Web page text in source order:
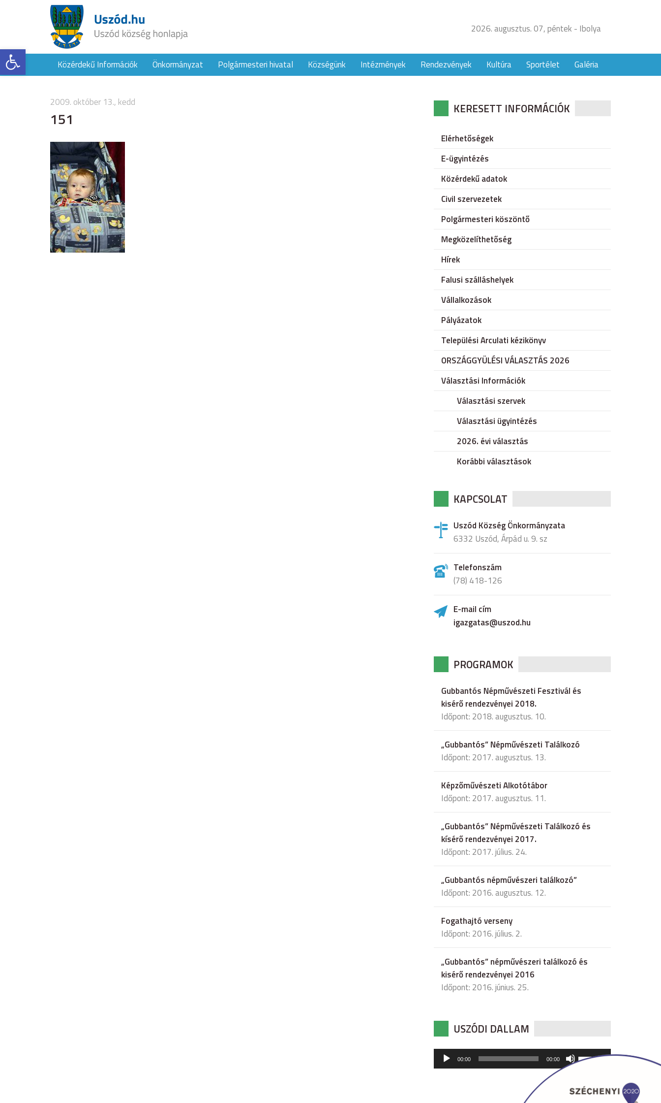
Eszköztár megnyitása
2026. augusztus. 07, péntek - Ibolya
Közérdekű Információk Önkormányzat Polgármesteri hivatal Községünk Intézmények Rendezvények Kultúra Sportélet Galéria
2009. október 13., kedd
151 KERESETT INFORMÁCIÓK
Elérhetőségek
E-ügyintézés
Közérdekű adatok
Civil szervezetek
Polgármesteri köszöntő
Megközelíthetőség
Hírek
Falusi szálláshelyek
Vállalkozások
Pályázatok
Települési Arculati kézikönyv
ORSZÁGGYÜLÉSI VÁLASZTÁS 2026
Választási Információk
Választási szervek
Választási ügyintézés
2026. évi választás
Korábbi választások
KAPCSOLAT
Uszód Község Önkormányzata
6332 Uszód, Árpád u. 9. sz
Telefonszám
(78) 418-126
E-mail cím
igazgatas@uszod.hu
PROGRAMOK
Gubbantós Népművészeti Fesztivál és
kisérő rendezvényei 2018.
Időpont: 2018. augusztus. 10.
„Gubbantós” Népművészeti Találkozó
Időpont: 2017. augusztus. 13.
Képzőművészeti Alkotótábor
Időpont: 2017. augusztus. 11.
„Gubbantós” Népművészeti Találkozó és
kísérő rendezvényei 2017.
Időpont: 2017. július. 24.
„Gubbantós népművészeri találkozó”
Időpont: 2016. augusztus. 12.
Fogathajtó verseny
Időpont: 2016. július. 2.
„Gubbantós” népművészeri találkozó és
kisérő rendezvényei 2016
Időpont: 2016. június. 25.
USZÓDI DALLAM
Audió
lejátszó
00:00 00:00
hangerő
csökkentéséhez